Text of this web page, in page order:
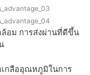
อม การส่งผ่านที่ดีขึ้น
กลืออุณหภูมิในการ